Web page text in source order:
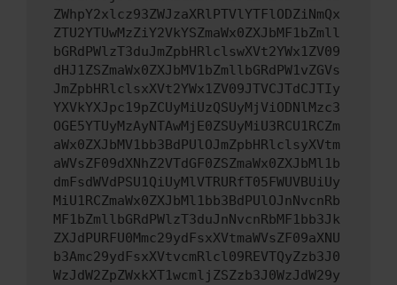
ZWhpY2xlcz93ZWJzaXRlPTVlYTFlODZiNmQx
ZTU2YTUwMzZiY2VkYSZmaWx0ZXJbMF1bZmll
bGRdPWlzT3duJmZpbHRlclswXVt2YWx1ZV09
dHJ1ZSZmaWx0ZXJbMV1bZmllbGRdPW1vZGVs
JmZpbHRlclsxXVt2YWx1ZV09JTVCJTdCJTIy
YXVkYXJpc19pZCUyMiUzQSUyMjViODNlMzc3
OGE5YTUyMzAyNTAwMjE0ZSUyMiU3RCU1RCZm
aWx0ZXJbMV1bb3BdPUlOJmZpbHRlclsyXVtm
aWVsZF09dXNhZ2VTdGF0ZSZmaWx0ZXJbMl1b
dmFsdWVdPSU1QiUyMlVTRURfT05FWUVBUiUy
MiU1RCZmaWx0ZXJbMl1bb3BdPUlOJnNvcnRb
MF1bZmllbGRdPWlzT3duJnNvcnRbMF1bb3Jk
ZXJdPURFU0Mmc29ydFsxXVtmaWVsZF09aXNU
b3Amc29ydFsxXVtvcmRlcl09REVTQyZzb3J0
WzJdW2ZpZWxkXT1wcmljZSZzb3J0WzJdW29y